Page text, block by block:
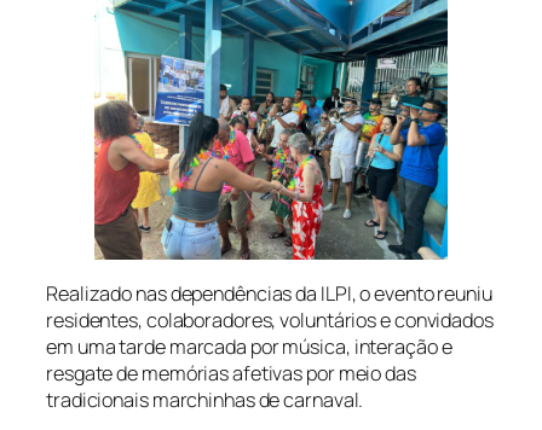
Realizado nas dependências da ILPI, o evento reuniu
residentes, colaboradores, voluntários e convidados
em uma tarde marcada por música, interação e
resgate de memórias afetivas por meio das
tradicionais marchinhas de carnaval.